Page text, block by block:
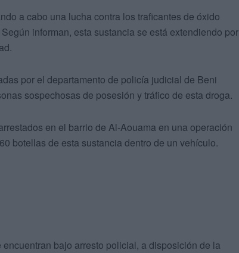
a cabo una lucha contra los traficantes de óxido
informan, esta sustancia se está extendiendo por
por el departamento de policía judicial de Beni
sospechosas de posesión y tráfico de esta droga.
en el barrio de Al-Aouama en una operación
botellas de esta sustancia dentro de un vehículo.
bajo arresto policial, a disposición de la